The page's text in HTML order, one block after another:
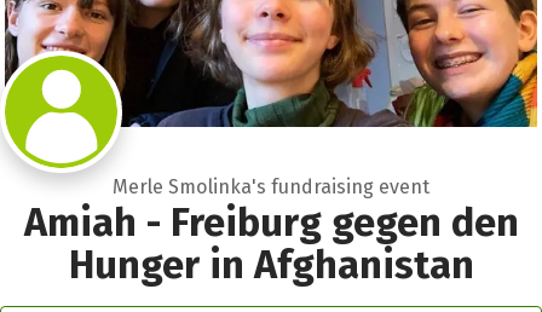
Merle Smolinka's fundraising event
Amiah - Freiburg gegen den
Hunger in Afghanistan